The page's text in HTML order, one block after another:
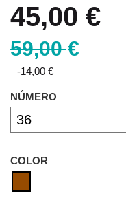
45,00 €
59,00 €
-14,00 €
NÚMERO
COLOR